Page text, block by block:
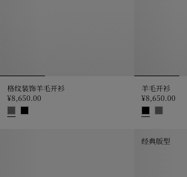
格纹装饰羊毛开衫
¥8,650.00
羊毛开衫
¥8,650.00
经典版型